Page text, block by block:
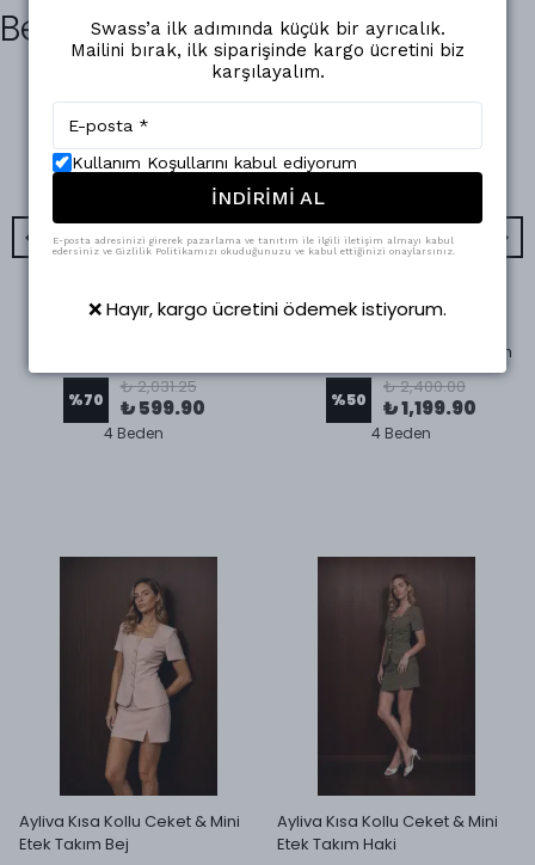
Benzer Ürünler
Swass
%70
₺ 2,031.25
₺ 599.90
4 Beden
Swass
Grace Oversize Kaban Siyah
%50
₺ 2,400.00
₺ 1,199.90
4 Beden
Ayliva Kısa Kollu Ceket & Mini
Etek Takım Bej
Ayliva Kısa Kollu Ceket & Mini
Etek Takım Haki
Swass’a ilk adımında küçük bir ayrıcalık.
Mailini bırak, ilk siparişinde kargo ücretini biz
karşılayalım.
Kullanım Koşullarını kabul ediyorum
İNDİRİMİ AL
E-posta adresinizi girerek pazarlama ve tanıtım ile ilgili iletişim almayı kabul
edersiniz ve Gizlilik Politikamızı okuduğunuzu ve kabul ettiğinizi onaylarsınız.
❌ Hayır, kargo ücretini ödemek istiyorum.